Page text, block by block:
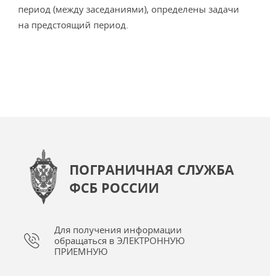
период (между заседаниями), определены задачи
на предстоящий период.
ПОГРАНИЧНАЯ СЛУЖБА
ФСБ РОССИИ
Для получения информации
обращаться в ЭЛЕКТРОННУЮ
ПРИЕМНУЮ